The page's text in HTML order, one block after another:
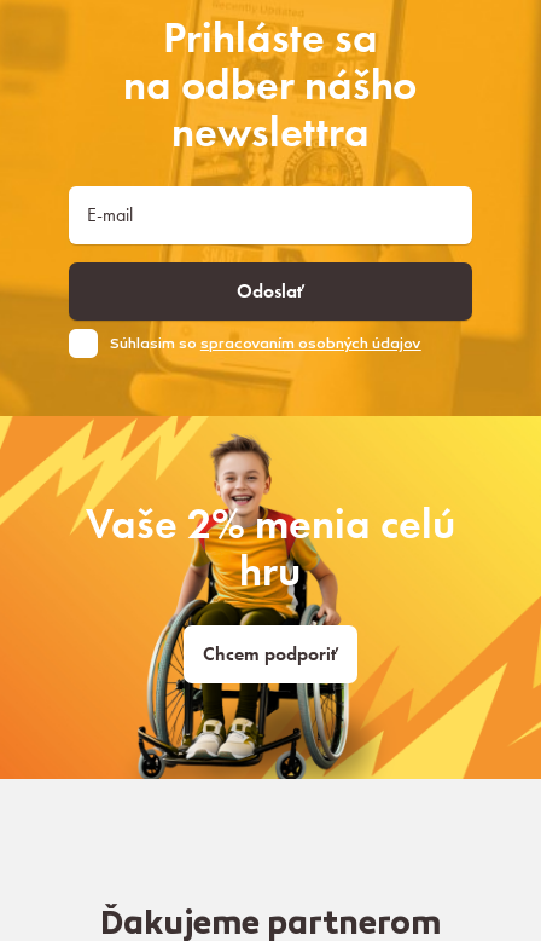
Prihláste sa
na odber nášho
newslettra
Odoslať
Súhlasim so spracovaním osobných údajov
Vaše 2% menia celú
hru
Chcem podporiť
Ďakujeme partnerom